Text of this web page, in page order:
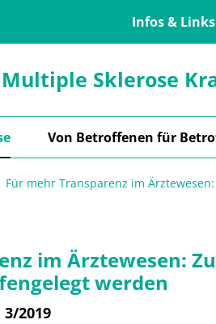
Infos & Links
Sklerose
Von Betroffenen für
Für mehr Transparenz im
im Ärztewesen:
werden
2019